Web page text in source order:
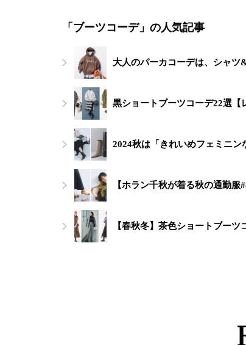
「ブーツコーデ」の人気記事
大人のパーカコーデは、シャツ
黒ショートブーツコーデ22選【
2024秋は「きれいめフェミニ
【ホラン千秋が着る秋の通勤
【春秋冬】茶色ショートブー